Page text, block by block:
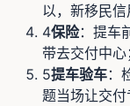
以，新移民信
4保险：提车
带去交付中心
5提车验车：
题当场让交